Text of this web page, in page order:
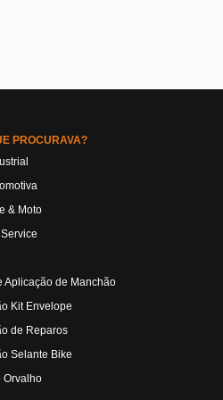
PROCURAVA?
& Moto
Aplicação de Manchão
Kit Envelope
de Reparos
Selante Bike
Orvalho